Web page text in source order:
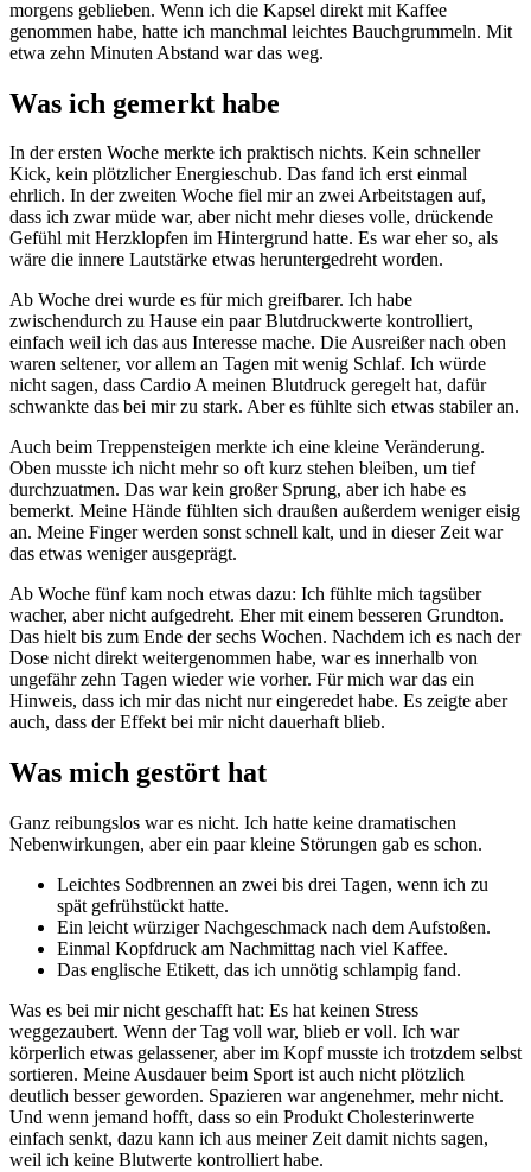
morgens geblieben. Wenn ich die Kapsel direkt mit Kaffee
genommen habe, hatte ich manchmal leichtes Bauchgrummeln. Mit
etwa zehn Minuten Abstand war das weg.
Was ich gemerkt habe
In der ersten Woche merkte ich praktisch nichts. Kein schneller
Kick, kein plötzlicher Energieschub. Das fand ich erst einmal
ehrlich. In der zweiten Woche fiel mir an zwei Arbeitstagen auf,
dass ich zwar müde war, aber nicht mehr dieses volle, drückende
Gefühl mit Herzklopfen im Hintergrund hatte. Es war eher so, als
wäre die innere Lautstärke etwas heruntergedreht worden.
Ab Woche drei wurde es für mich greifbarer. Ich habe
zwischendurch zu Hause ein paar Blutdruckwerte kontrolliert,
einfach weil ich das aus Interesse mache. Die Ausreißer nach oben
waren seltener, vor allem an Tagen mit wenig Schlaf. Ich würde
nicht sagen, dass Cardio A meinen Blutdruck geregelt hat, dafür
schwankte das bei mir zu stark. Aber es fühlte sich etwas stabiler an.
Auch beim Treppensteigen merkte ich eine kleine Veränderung.
Oben musste ich nicht mehr so oft kurz stehen bleiben, um tief
durchzuatmen. Das war kein großer Sprung, aber ich habe es
bemerkt. Meine Hände fühlten sich draußen außerdem weniger eisig
an. Meine Finger werden sonst schnell kalt, und in dieser Zeit war
das etwas weniger ausgeprägt.
Ab Woche fünf kam noch etwas dazu: Ich fühlte mich tagsüber
wacher, aber nicht aufgedreht. Eher mit einem besseren Grundton.
Das hielt bis zum Ende der sechs Wochen. Nachdem ich es nach der
Dose nicht direkt weitergenommen habe, war es innerhalb von
ungefähr zehn Tagen wieder wie vorher. Für mich war das ein
Hinweis, dass ich mir das nicht nur eingeredet habe. Es zeigte aber
auch, dass der Effekt bei mir nicht dauerhaft blieb.
Was mich gestört hat
Ganz reibungslos war es nicht. Ich hatte keine dramatischen
Nebenwirkungen, aber ein paar kleine Störungen gab es schon.
Leichtes Sodbrennen an zwei bis drei Tagen, wenn ich zu
spät gefrühstückt hatte.
Ein leicht würziger Nachgeschmack nach dem Aufstoßen.
Einmal Kopfdruck am Nachmittag nach viel Kaffee.
Das englische Etikett, das ich unnötig schlampig fand.
Was es bei mir nicht geschafft hat: Es hat keinen Stress
weggezaubert. Wenn der Tag voll war, blieb er voll. Ich war
körperlich etwas gelassener, aber im Kopf musste ich trotzdem selbst
sortieren. Meine Ausdauer beim Sport ist auch nicht plötzlich
deutlich besser geworden. Spazieren war angenehmer, mehr nicht.
Und wenn jemand hofft, dass so ein Produkt Cholesterinwerte
einfach senkt, dazu kann ich aus meiner Zeit damit nichts sagen,
weil ich keine Blutwerte kontrolliert habe.